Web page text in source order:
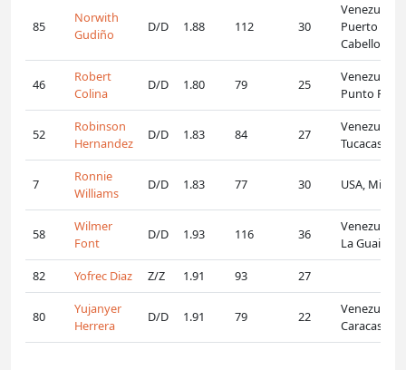
85
Norwith
Gudiño
D/D 1.88 112 30
Venezuela,
Puerto
Cabello
46
Robert
Colina
D/D 1.80 79 25
Venezuela,
Punto Fijo
52
Robinson
Hernandez
D/D 1.83 84 27
Venezuela,
Tucacas
7
Ronnie
Williams
D/D 1.83 77 30 USA, Miami
58
Wilmer
Font
D/D 1.93 116 36
Venezuela,
La Guaira
82
Yofrec Diaz Z/Z 1.91 93 27
80
Yujanyer
Herrera
D/D 1.91 79 22
Venezuela,
Caracas